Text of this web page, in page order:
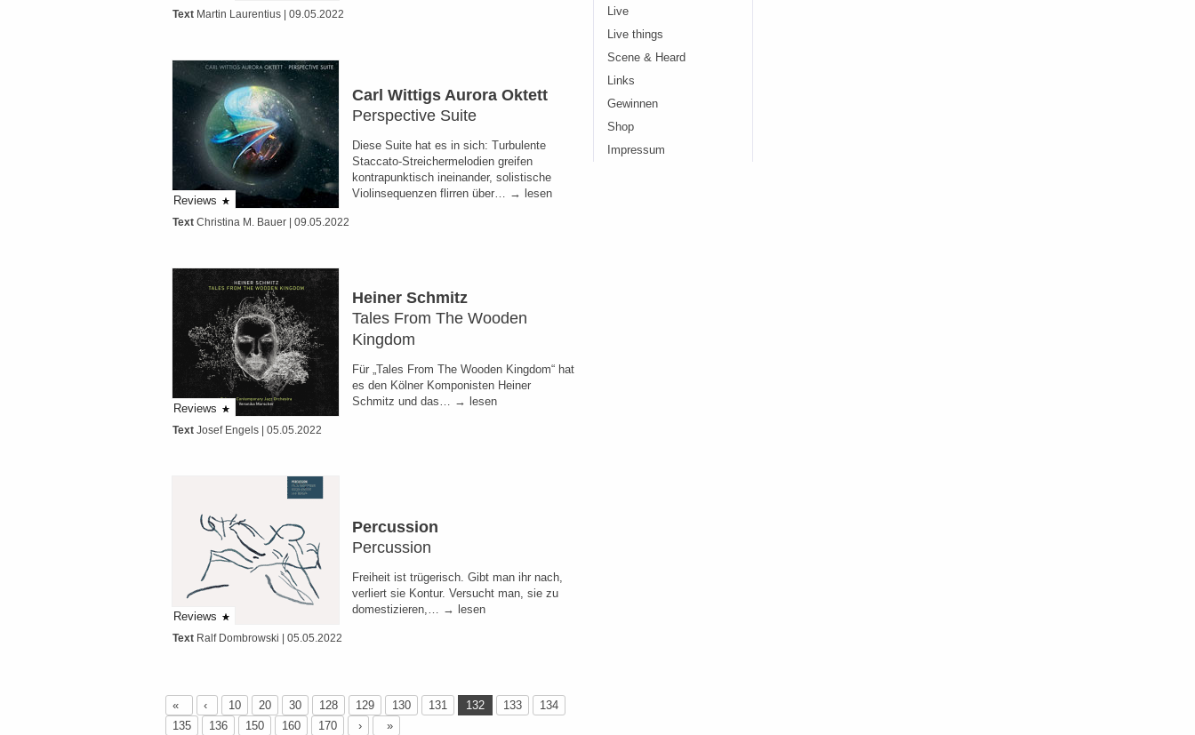
Text Martin Laurentius | 09.05.2022
Reviews
Carl Wittigs Aurora Oktett
Perspective Suite
Diese Suite hat es in sich: Turbulente
Staccato-Streichermelodien greifen
kontrapunktisch ineinander, solistische
Violinsequenzen flirren über… → lesen
Text Christina M. Bauer | 09.05.2022
Reviews
Heiner Schmitz
Tales From The Wooden
Kingdom
Für „Tales From The Wooden Kingdom“ hat
es den Kölner Komponisten Heiner
Schmitz und das… → lesen
Text Josef Engels | 05.05.2022
Reviews
Percussion
Percussion
Freiheit ist trügerisch. Gibt man ihr nach,
verliert sie Kontur. Versucht man, sie zu
domestizieren,… → lesen
Text Ralf Dombrowski | 05.05.2022
« ‹ 10 20 30 128 129 130 131 132 133
134
135
136 150 160 170 › »
Live
Live things
Scene & Heard
Links
Gewinnen
Shop
Impressum